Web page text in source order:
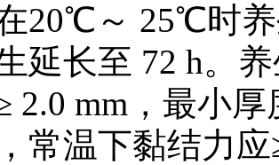
20℃～ 25℃时
延长至 72 h。
2.0 mm，最小
常温下黏结力